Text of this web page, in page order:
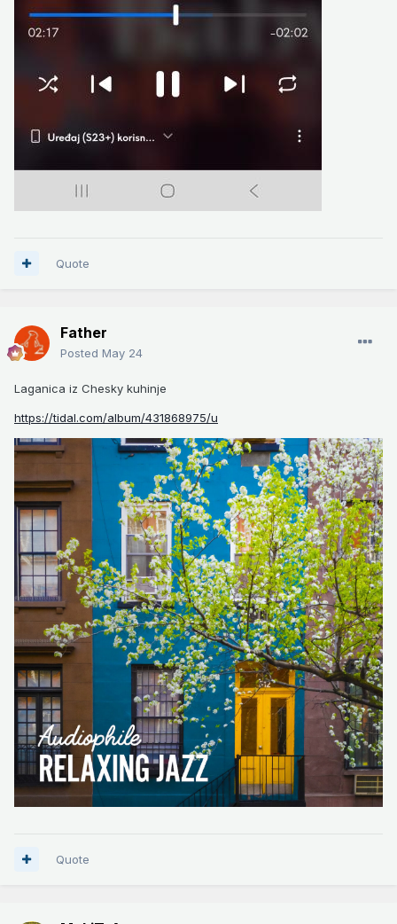
Quote
Father
Posted May 24
Laganica iz Chesky kuhinje
https://tidal.com/album/431868975/u
Quote